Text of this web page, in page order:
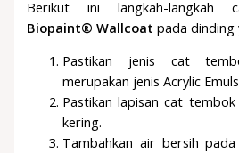
Berikut ini langkah-langkah
Biopaint® Wallcoatpada dinding
Pastikan jenis cat
merupakan jenis Acrylic
Pastikan lapisan cat
kering.
Tambahkan air bersih pada